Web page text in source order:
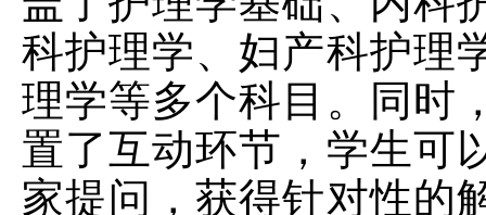
科护理学、妇产科护理
理学等多个科目。同时
置了互动环节，学生可
家提问，获得针对性的